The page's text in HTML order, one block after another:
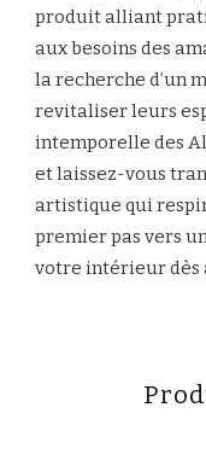
produit alliant
aux besoins des
la recherche d’un
revitaliser leurs
intemporelle des
et laissez-vous
artistique qui
premier pas vers
votre intérieur dès